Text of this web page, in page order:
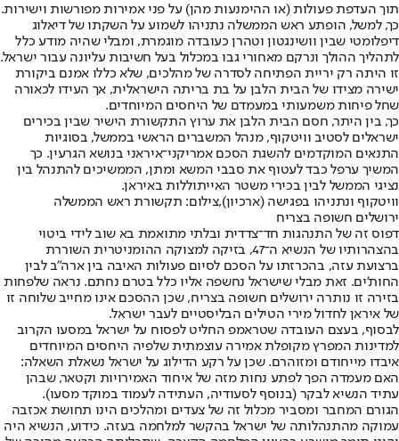
תוך העדפת פעולות (או ההימנעות מהן) על פני אמירות מפורשות וישירות.
כך, למשל, הופתע ראש הממשלה נתניהו לשמוע על השקתו של דיאלוג
דיפלומטי שבין וושינגטון וטהרן כעובדה מוגמרת, ומבלי שהיה מודע כלל
לתהליך ההולך ונרקם מאחורי גבו במכלול בעל חשיבות עליונה עבור ישראל.
זו היתה רק יריית הפתיחה לסדרה של מהלכים, שלא כללו אמנם ביקורת
ישירה מצידו של הבית הלבן על בת בריתה הישראלית, אך העידו לכאורה
שחל פיחות משמעותי במעמדם של היחסים המיוחדים.
כך, בין היתר, חסם הבית הלבן את ערוץ התקשורת הישיר שבין בכירים
ישראלים לסטיב וויטקוף, מנהל המשברים הראשי בממשל, בסוגיות
התנאים המוקדמים להשגת הסכם אמריקני־איראני בנושא הגרעין. כך
המשיך ערפל כבד לעטוף את סבבי המשא ומתן, הממשיכים להתנהל בין
נציגי הממשל לבין בכירי משטר האייתוללות באיראן.
וויטקוף ונתניהו בפגישה (ארכיון),צילום: תקשורת ראש הממשלה
ירושלים חשופה בצריח
דפוס זה של התנהגות חד־צדדית ובלתי מתואמת בא שוב לידי ביטוי
בהצהרותיו של הנשיא ה־47, בזיקה למצוקה ההומניטרית השוררת
ברצועת עזה, בהכרזתו על הסכם לסיום פעולות האיבה בין ארה"ב לבין
החות'ים. זאת מבלי שישראל נחשפה אליו כלל בטרם נחתם. נראה שלפחות
בזירה זו נותרה ירושלים חשופה בצריח, שכן ההסכם אינו מחייב שלוחה זו
של איראן לחדול מירי הטילים הבליסטיים לעבר ישראל.
לבסוף, בעצם העובדה שטראמפ החליט לפסוח על ישראל במסעו הקרוב
למדינות המפרץ מקופלת אמירה עוצמתית שלפיה היחסים המיוחדים
איבדו מייחודם ומזוהרם. שכן על רקע הדילוג על ישראל נשאלת השאלה:
האם מעמדה הפך לפתע נחות מזה של איחוד האמירויות וקטאר, שבהן
עתיד הנשיא לבקר (בנוסף לסעודיה, העתידה לעמוד במוקד מסעו).
הגורם המחבר ומסביר מכלול זה של צעדים ומהלכים הינו תחושת אכזבה
עמוקה מהתנהלותה של ישראל בהקשר למלחמה בעזה. כידוע, הנשיא היה